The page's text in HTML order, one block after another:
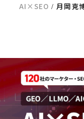
AI×SEO 月岡克